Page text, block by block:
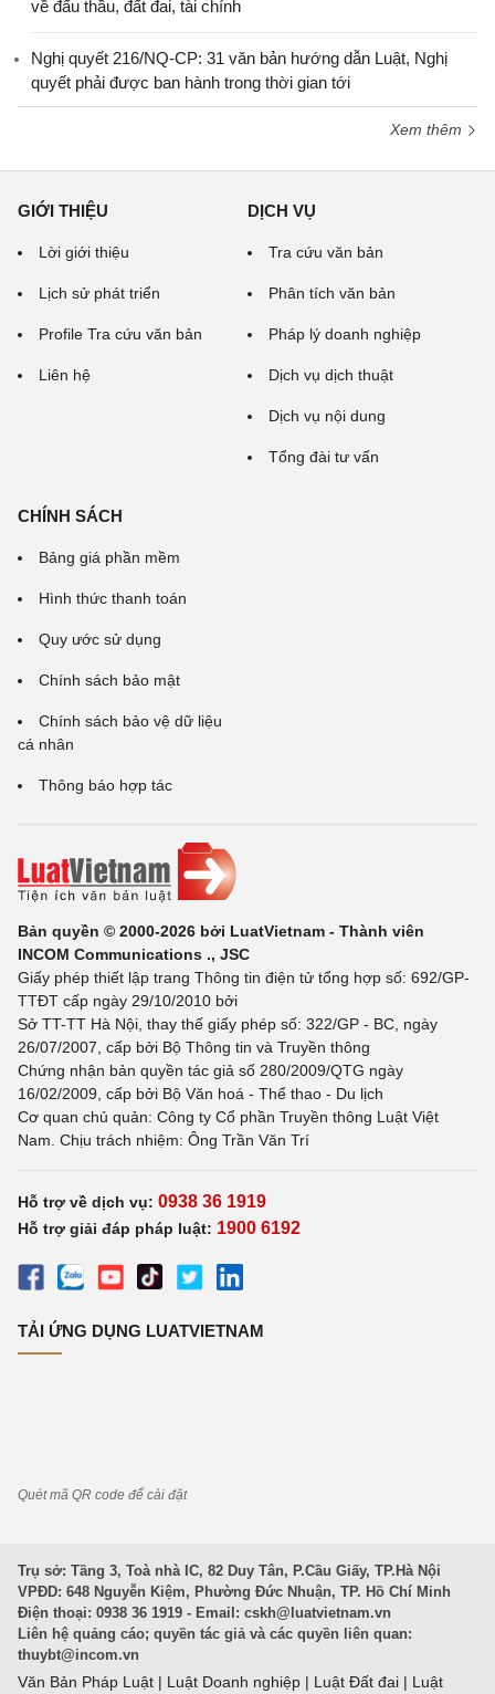
về đấu thầu, đất đai, tài chính
Nghị quyết 216/NQ-CP: 31 văn bản hướng dẫn Luật, Nghị
quyết phải được ban hành trong thời gian tới
Xem thêm
GIỚI THIỆU
Lời giới thiệu
Lịch sử phát triển
Profile Tra cứu văn bản
Liên hệ
DỊCH VỤ
Tra cứu văn bản
Phân tích văn bản
Pháp lý doanh nghiệp
Dịch vụ dịch thuật
Dịch vụ nội dung
Tổng đài tư vấn
CHÍNH SÁCH
Bảng giá phần mềm
Hình thức thanh toán
Quy ước sử dụng
Chính sách bảo mật
Chính sách bảo vệ dữ liệu
cá nhân
Thông báo hợp tác
Bản quyền © 2000-2026 bởi LuatVietnam - Thành viên
INCOM Communications ., JSC
Giấy phép thiết lập trang Thông tin điện tử tổng hợp số: 692/GP-
TTĐT cấp ngày 29/10/2010 bởi
Sở TT-TT Hà Nội, thay thế giấy phép số: 322/GP - BC, ngày
26/07/2007, cấp bởi Bộ Thông tin và Truyền thông
Chứng nhận bản quyền tác giả số 280/2009/QTG ngày
16/02/2009, cấp bởi Bộ Văn hoá - Thể thao - Du lịch
Cơ quan chủ quản: Công ty Cổ phần Truyền thông Luật Việt
Nam. Chịu trách nhiệm: Ông Trần Văn Trí
Hỗ trợ về dịch vụ: 0938 36 1919
Hỗ trợ giải đáp pháp luật: 1900 6192
TẢI ỨNG DỤNG LUATVIETNAM
Quét mã QR code để cài đặt
Trụ sở: Tầng 3, Toà nhà IC, 82 Duy Tân, P.Cầu Giấy, TP.Hà Nội
VPĐD: 648 Nguyễn Kiệm, Phường Đức Nhuận, TP. Hồ Chí Minh
Điện thoại: 0938 36 1919 - Email: cskh@luatvietnam.vn
Liên hệ quảng cáo; quyền tác giả và các quyền liên quan:
thuybt@incom.vn
Văn Bản Pháp Luật | Luật Doanh nghiệp | Luật Đất đai | Luật